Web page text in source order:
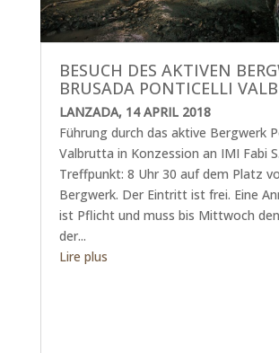
BESUCH DES AKTIVEN
BRUSADA PONTICELLI
LANZADA, 14 APRIL 2018
Führung durch das aktive Bergwerk
Valbrutta in Konzession an IMI Fabi
Treffpunkt: 8 Uhr 30 auf dem Platz
Bergwerk. Der Eintritt ist frei. Eine
ist Pflicht und muss bis Mittwoch
der...
Lire plus